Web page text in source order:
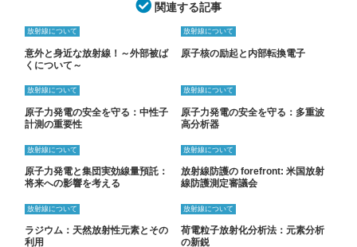
関連する記事
放射線について
意外と身近な放射線！～外部被ば
くについて～
放射線について
原子核の励起と内部転換電子
放射線について
原子力発電の安全を守る：中性子
計測の重要性
放射線について
原子力発電の安全を守る：多重波
高分析器
放射線について
原子力発電と集団実効線量預託：
将来への影響を考える
放射線について
放射線防護の forefront: 米国放射
線防護測定審議会
放射線について
ラジウム：天然放射性元素とその
利用
放射線について
荷電粒子放射化分析法：元素分析
の新鋭